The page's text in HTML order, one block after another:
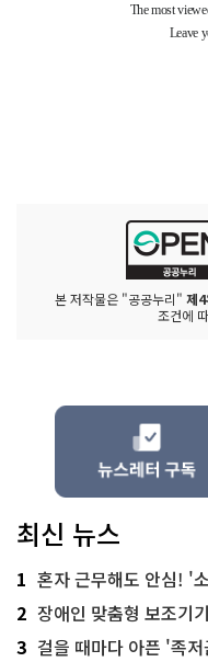
본 저작물은 "공공누리" 제
조건에
최신 뉴스
1 혼자 근무해도 안심! '
2 장애인 맞춤형 보조기기
3 걸을 때마다 아픈 '족저근